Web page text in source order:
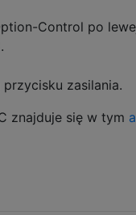
Control po
zasilania.
znajduje się w tym